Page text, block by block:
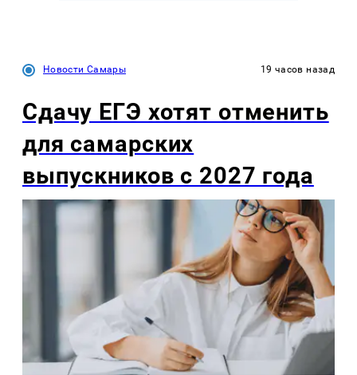
Новости Самары 19 часов назад
Сдачу ЕГЭ хотят отменить
для самарских
выпускников с 2027 года